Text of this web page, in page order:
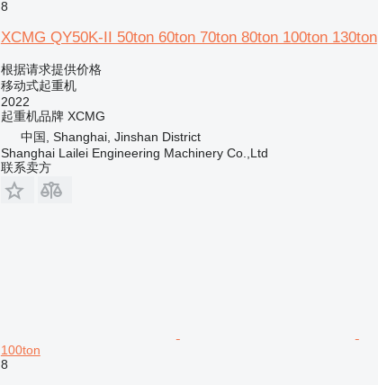
8
XCMG QY50K-II 50ton 60ton 70ton 80ton 100ton 130ton
根据请求提供价格
移动式起重机
2022
起重机品牌 XCMG
中国, Shanghai, Jinshan District
Shanghai Lailei Engineering Machinery Co.,Ltd
联系卖方
100ton
8